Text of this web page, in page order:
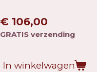
€ 106,00
GRATIS verzending
In winkelwagen